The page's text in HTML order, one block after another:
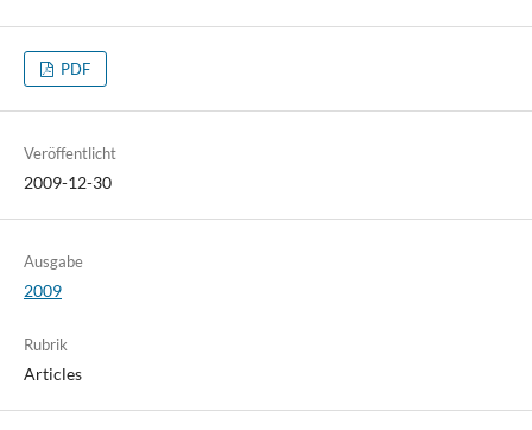
PDF
Veröffentlicht
2009-12-30
Ausgabe
2009
Rubrik
Articles